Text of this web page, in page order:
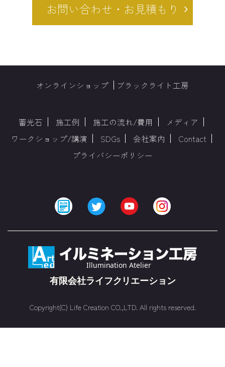
お問い合わせ・お見積もり
オンラインショップ ブラックライト工房
蓄光石 施工例 施工の流れ/費用
メディア
ワークショップ/講演
SDGs 会社案内
Contact
プライバシーポリシー
Copyright(C) Life Creation CO.,LTD. All rights reserved.